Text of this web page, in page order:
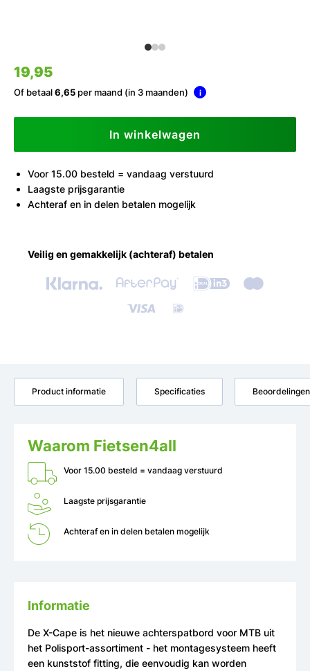
19,95
Of betaal6,65 per maand (in 3 maanden) i
In winkelwagen
Voor 15.00 besteld = vandaag verstuurd
Laagste prijsgarantie
Achteraf en in delen betalen mogelijk
Veilig en gemakkelijk (achteraf) betalen
Product informatie Specificaties Beoordelingen
Waarom Fietsen4all
Voor 15.00 besteld = vandaag verstuurd
Laagste prijsgarantie
Achteraf en in delen betalen mogelijk
Informatie
De X-Cape is het nieuwe achterspatbord voor MTB uit
het Polisport-assortiment - het montagesysteem heeft
een kunststof fitting, die eenvoudig kan worden